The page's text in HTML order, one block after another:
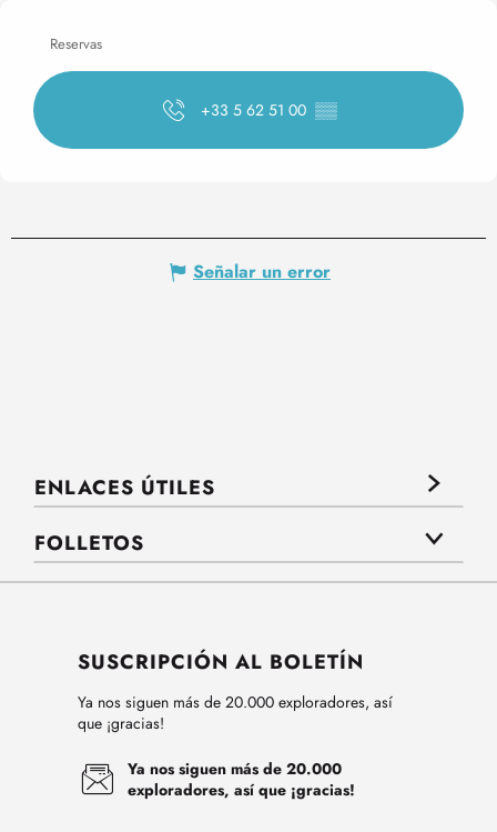
Reservas
+33 5 62 51 00 ▒▒
Señalar un error
ENLACES ÚTILES
FOLLETOS
SUSCRIPCIÓN AL BOLETÍN
Ya nos siguen más de 20.000 exploradores, así
que ¡gracias!
Ya nos siguen más de 20.000
exploradores, así que ¡gracias!